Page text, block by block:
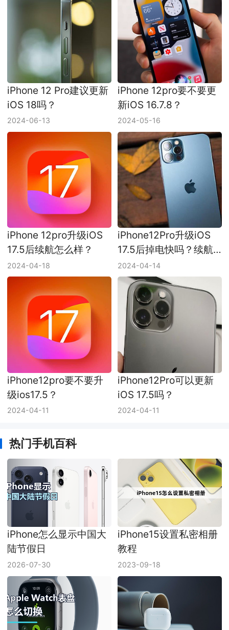
iPhone 12 Pro建议更新
iOS 18吗？
2024-06-13
iPhone 12pro要不要更
新iOS 16.7.8？
2024-05-16
iPhone 12pro升级iOS
17.5后续航怎么样？
2024-04-18
iPhone12Pro升级iOS
17.5后掉电快吗？续航
如何？
2024-04-14
iPhone12pro要不要升
级ios17.5？
2024-04-11
iPhone12Pro可以更新
iOS 17.5吗？
2024-04-11
热门手机百科
iPhone怎么显示中国大
陆节假日
2026-07-30
iPhone15设置私密相册
教程
2023-09-18